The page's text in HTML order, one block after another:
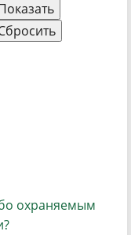
охраняемым